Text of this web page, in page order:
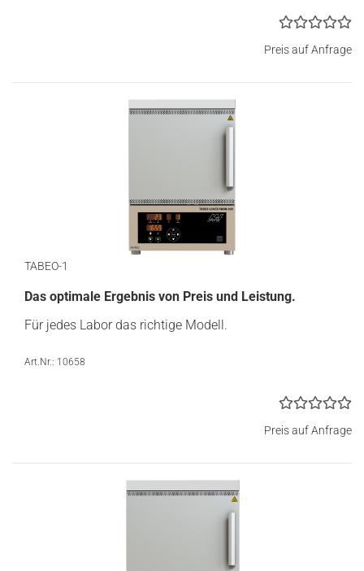
Preis auf Anfrage
TABEO-1
Das optimale Ergebnis von Preis und Leistung​.
Für jedes Labor das richtige Modell.
Art.Nr.: 10658
Preis auf Anfrage